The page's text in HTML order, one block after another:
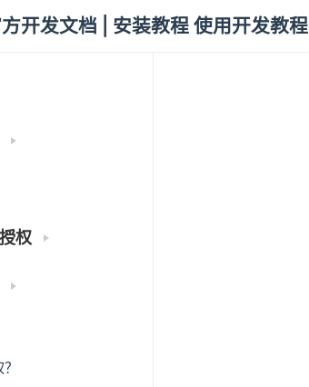
开发文档 | 安装教程 使用开发教程
权